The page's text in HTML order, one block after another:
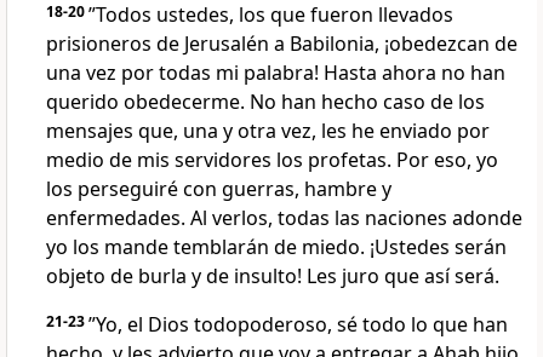
18-20”Todos ustedes, los que fueron llevados
prisioneros de Jerusalén a Babilonia, ¡obedezcan de
una vez por todas mi palabra! Hasta ahora no han
querido obedecerme. No han hecho caso de los
mensajes que, una y otra vez, les he enviado por
medio de mis servidores los profetas. Por eso, yo
los perseguiré con guerras, hambre y
enfermedades. Al verlos, todas las naciones adonde
yo los mande temblarán de miedo. ¡Ustedes serán
objeto de burla y de insulto! Les juro que así será.
21-23”Yo, el Dios todopoderoso, sé todo lo que han